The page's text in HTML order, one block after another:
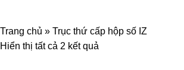
Trang chủ » Trục thứ cấp hộp số IZ
Hiển thị tất cả 2 kết quả